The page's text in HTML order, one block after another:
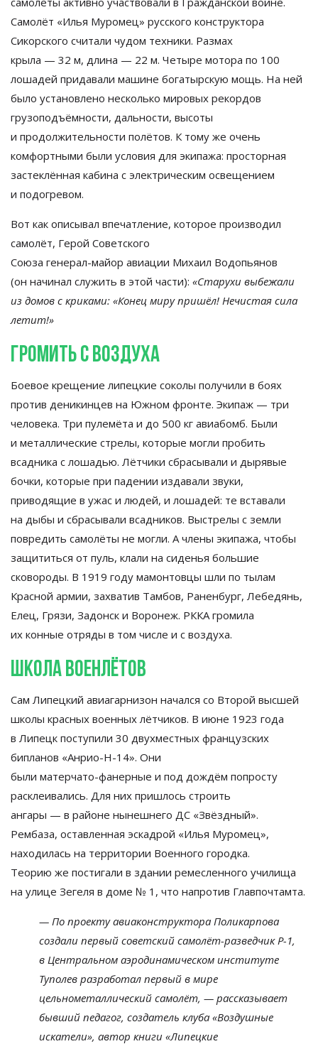
Самолёт «Илья Муромец» русского конструктора
Сикорского считали чудом техники. Размах
крыла — 32 м, длина — 22 м. Четыре мотора по 100
лошадей придавали машине богатырскую мощь. На ней
было установлено несколько мировых рекордов
грузоподъёмности, дальности, высоты
и продолжительности полётов. К тому же очень
комфортными были условия для экипажа: просторная
застеклённая кабина с электрическим освещением
и подогревом.
Вот как описывал впечатление, которое производил
самолёт, Герой Советского
Союза генерал-майор авиации Михаил Водопьянов
(он начинал служить в этой части): «Старухи выбежали
из домов с криками: «Конец миру пришёл! Нечистая сила
летит!»
Громить своздуха
Боевое крещение липецкие соколы получили в боях
против деникинцев на Южном фронте. Экипаж — три
человека. Три пулемёта и до 500 кг авиабомб. Были
и металлические стрелы, которые могли пробить
всадника с лошадью. Лётчики сбрасывали и дырявые
бочки, которые при падении издавали звуки,
приводящие в ужас и людей, и лошадей: те вставали
на дыбы и сбрасывали всадников. Выстрелы с земли
повредить самолёты не могли. А члены экипажа, чтобы
защититься от пуль, клали на сиденья большие
сковороды. В 1919 году мамонтовцы шли по тылам
Красной армии, захватив Тамбов, Раненбург, Лебедянь,
Елец, Грязи, Задонск и Воронеж. РККА громила
их конные отряды в том числе и с воздуха.
Школа военлётов
Сам Липецкий авиагарнизон начался со Второй высшей
школы красных военных лётчиков. В июне 1923 года
в Липецк поступили 30 двухместных французских
бипланов «Анрио-Н-14». Они
были матерчато-фанерные и под дождём попросту
расклеивались. Для них пришлось строить
ангары — в районе нынешнего ДС «Звёздный».
Рембаза, оставленная эскадрой «Илья Муромец»,
находилась на территории Военного городка.
Теорию же постигали в здании ремесленного училища
на улице Зегеля в доме № 1, что напротив Главпочтамта.
— По проекту авиаконструктора Поликарпова
создали первый советский самолёт-разведчик Р-1,
в Центральном аэродинамическом институте
Туполев разработал первый в мире
цельнометаллический самолёт, — рассказывает
бывший педагог, создатель клуба «Воздушные
искатели», автор книги «Липецкие